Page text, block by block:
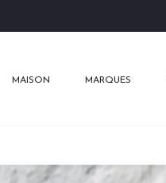
MAISON MARQUES